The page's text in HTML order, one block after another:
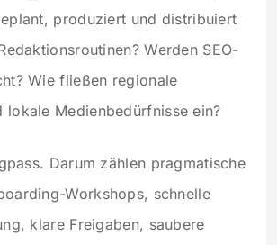
produziert und distribuiert
Werden SEO-
Wie fließen regionale
lokale Medienbedürfnisse ein?
Darum zählen pragmatische
Workshops, schnelle
klare Freigaben, saubere